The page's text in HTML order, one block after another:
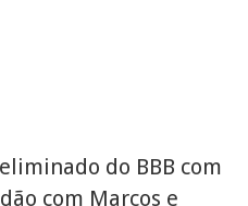
do BBB com
com Marcos e